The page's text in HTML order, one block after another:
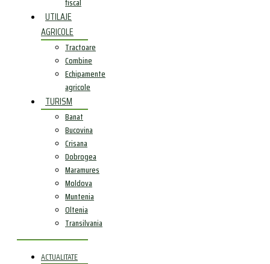
UTILAJE
AGRICOLE
Tractoare
Combine
Echipamente
agricole
TURISM
Banat
Bucovina
Crisana
Dobrogea
Maramures
Moldova
Muntenia
Oltenia
Transilvania
ACTUALITATE